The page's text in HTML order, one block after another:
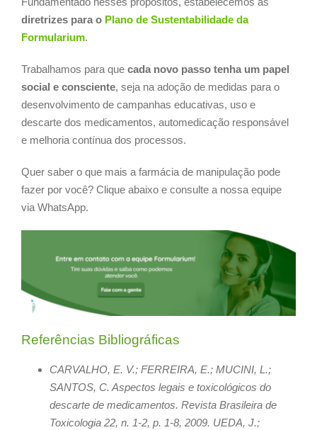
diretrizes para o Plano de Sustentabilidade da
Formularium.
Trabalhamos para que cada novo passo tenha um papel
social e consciente, seja na adoção de medidas para o
desenvolvimento de campanhas educativas, uso e
descarte dos medicamentos, automedicação responsável
e melhoria contínua dos processos.
Quer saber o que mais a farmácia de manipulação pode
fazer por você? Clique abaixo e consulte a nossa equipe
via WhatsApp.
Referências Bibliográficas
CARVALHO, E. V.; FERREIRA, E.; MUCINI, L.;
SANTOS, C. Aspectos legais e toxicológicos do
descarte de medicamentos. Revista Brasileira de
Toxicologia 22, n. 1-2, p. 1-8, 2009. UEDA, J.;